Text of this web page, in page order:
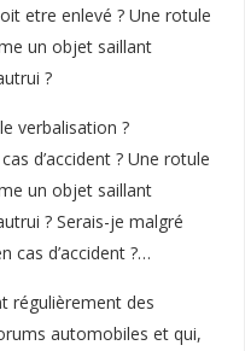
etre enlevé ? Une rotule
un objet saillant
?
verbalisation ?
d’accident ? Une rotule
un objet saillant
? Serais-je malgré
cas d’accident ?…
régulièrement des
automobiles et qui,